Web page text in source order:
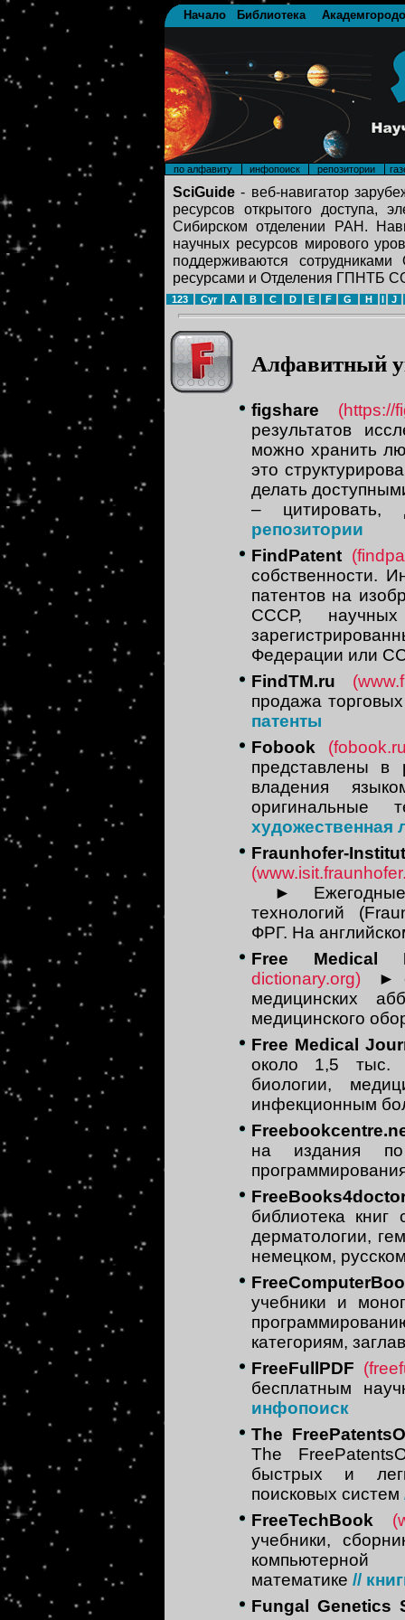
Начало Библиотека
по алфавиту инфопоиск репозитории
SciGuide - веб-навигатор
ресурсов открытого доступа,
Сибирском отделении РАН.
научных ресурсов мирового
поддерживаются
ресурсами и Отделения ГПНТБ
123 Cyr A B C D E F G H I J
Алфавитный
figshare
(https://
результатов
можно хранить
это
делать
–
репозитории
FindPatent
собственности.
патентов на
СССР,
Федерации или
FindTM.ru
продажа
патенты
Fobook
представлены в
владения
художественная
Fraunhofer-
►
технологий
ФРГ. На
Free Medical
dictionary.org)
►
медицинских
медицинского
Free Medical
около 1,5 тыс.
биологии,
инфекционным
на издания по
библиотека книг
дерматологии,
немецком,
учебники и
категориям,
FreeFullPDF
бесплатным
инфопоиск
The
The
быстрых и
поисковых систем
FreeTechBook
учебники,
математике //
Fungal Genetics